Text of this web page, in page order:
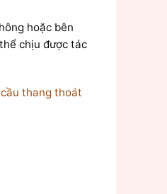
hoặc bên
chịu được tác
thang thoát